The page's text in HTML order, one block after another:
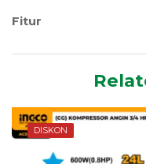
Fitur
DISKON